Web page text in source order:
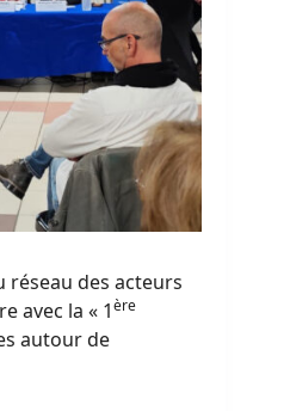
réseau des acteurs
avec la « 1ère
autour de